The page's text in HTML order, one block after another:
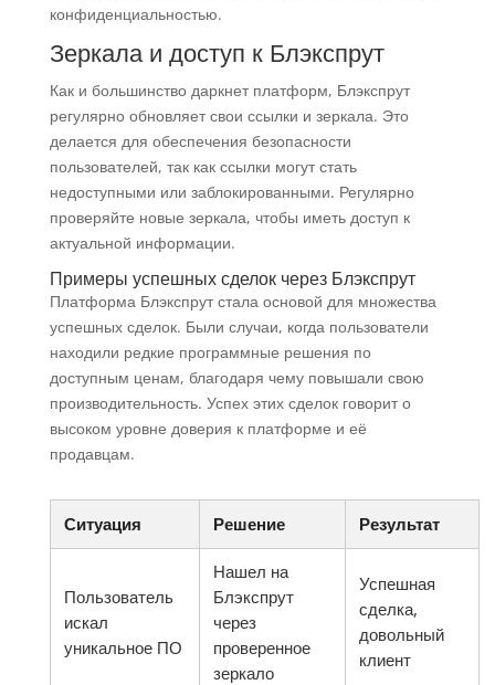
конфиденциальностью.
Зеркала и доступ к Блэкспрут
Как и большинство даркнет платформ, Блэкспрут
регулярно обновляет свои ссылки и зеркала. Это
делается для обеспечения безопасности
пользователей, так как ссылки могут стать
недоступными или заблокированными. Регулярно
проверяйте новые зеркала, чтобы иметь доступ к
актуальной информации.
Примеры успешных сделок через Блэкспрут
Платформа Блэкспрут стала основой для множества
успешных сделок. Были случаи, когда пользователи
находили редкие программные решения по
доступным ценам, благодаря чему повышали свою
производительность. Успех этих сделок говорит о
высоком уровне доверия к платформе и её
продавцам.
Ситуация Решение Результат
Пользователь
искал
уникальное ПО
Нашел на
Блэкспрут
через
проверенное
зеркало
Успешная
сделка,
довольный
клиент